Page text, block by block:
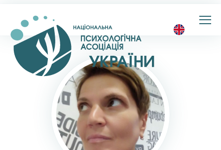
Національна
психологічна